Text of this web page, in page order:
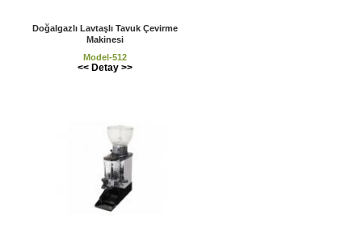
Doğalgazlı Lavtaşlı Tavuk Çevirme
Makinesi
Model-512
<< Detay >>